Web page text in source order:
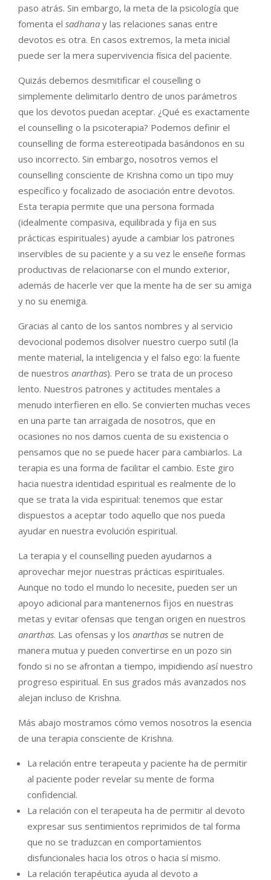
paso atrás. Sin embargo, la meta de la psicología que
fomenta el sadhana y las relaciones sanas entre
devotos es otra. En casos extremos, la meta inicial
puede ser la mera supervivencia física del paciente.
Quizás debemos desmitificar el couselling o
simplemente delimitarlo dentro de unos parámetros
que los devotos puedan aceptar. ¿Qué es exactamente
el counselling o la psicoterapia? Podemos definir el
counselling de forma estereotipada basándonos en su
uso incorrecto. Sin embargo, nosotros vemos el
counselling consciente de Krishna como un tipo muy
específico y focalizado de asociación entre devotos.
Esta terapia permite que una persona formada
(idealmente compasiva, equilibrada y fija en sus
prácticas espirituales) ayude a cambiar los patrones
inservibles de su paciente y a su vez le enseñe formas
productivas de relacionarse con el mundo exterior,
además de hacerle ver que la mente ha de ser su amiga
y no su enemiga.
Gracias al canto de los santos nombres y al servicio
devocional podemos disolver nuestro cuerpo sutil (la
mente material, la inteligencia y el falso ego: la fuente
de nuestros anarthas). Pero se trata de un proceso
lento. Nuestros patrones y actitudes mentales a
menudo interfieren en ello. Se convierten muchas veces
en una parte tan arraigada de nosotros, que en
ocasiones no nos damos cuenta de su existencia o
pensamos que no se puede hacer para cambiarlos. La
terapia es una forma de facilitar el cambio. Este giro
hacia nuestra identidad espiritual es realmente de lo
que se trata la vida espiritual: tenemos que estar
dispuestos a aceptar todo aquello que nos pueda
ayudar en nuestra evolución espiritual.
La terapia y el counselling pueden ayudarnos a
aprovechar mejor nuestras prácticas espirituales.
Aunque no todo el mundo lo necesite, pueden ser un
apoyo adicional para mantenernos fijos en nuestras
metas y evitar ofensas que tengan origen en nuestros
anarthas. Las ofensas y los anarthas se nutren de
manera mutua y pueden convertirse en un pozo sin
fondo si no se afrontan a tiempo, impidiendo así nuestro
progreso espiritual. En sus grados más avanzados nos
alejan incluso de Krishna.
Más abajo mostramos cómo vemos nosotros la esencia
de una terapia consciente de Krishna.
La relación entre terapeuta y paciente ha de permitir
al paciente poder revelar su mente de forma
confidencial.
La relación con el terapeuta ha de permitir al devoto
expresar sus sentimientos reprimidos de tal forma
que no se traduzcan en comportamientos
disfuncionales hacia los otros o hacia sí mismo.
La relación terapéutica ayuda al devoto a